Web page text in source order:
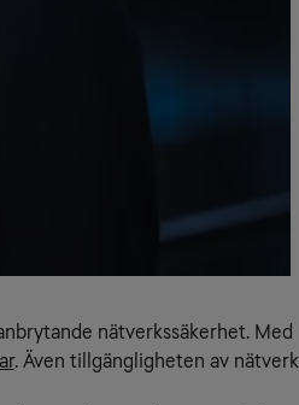
nätverkssäkerhet. Med
. Även tillgängligheten av nätverk